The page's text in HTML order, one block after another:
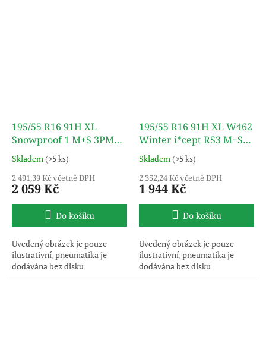
195/55 R16 91H XL
Snowproof 1 M+S 3PMSF
TL NOKIAN TYRES
Skladem(>5 ks)
2 491,39 Kč včetně DPH
2 059 Kč
Do košíku
Uvedený obrázek je pouze
ilustrativní, pneumatika je
dodávána bez disku
195/55 R16 91H XL W462
Winter i*cept RS3 M+S
3PMSF TL HANKOOK
Skladem(>5 ks)
2 352,24 Kč včetně DPH
1 944 Kč
Do košíku
Uvedený obrázek je pouze
ilustrativní, pneumatika je
dodávána bez disku